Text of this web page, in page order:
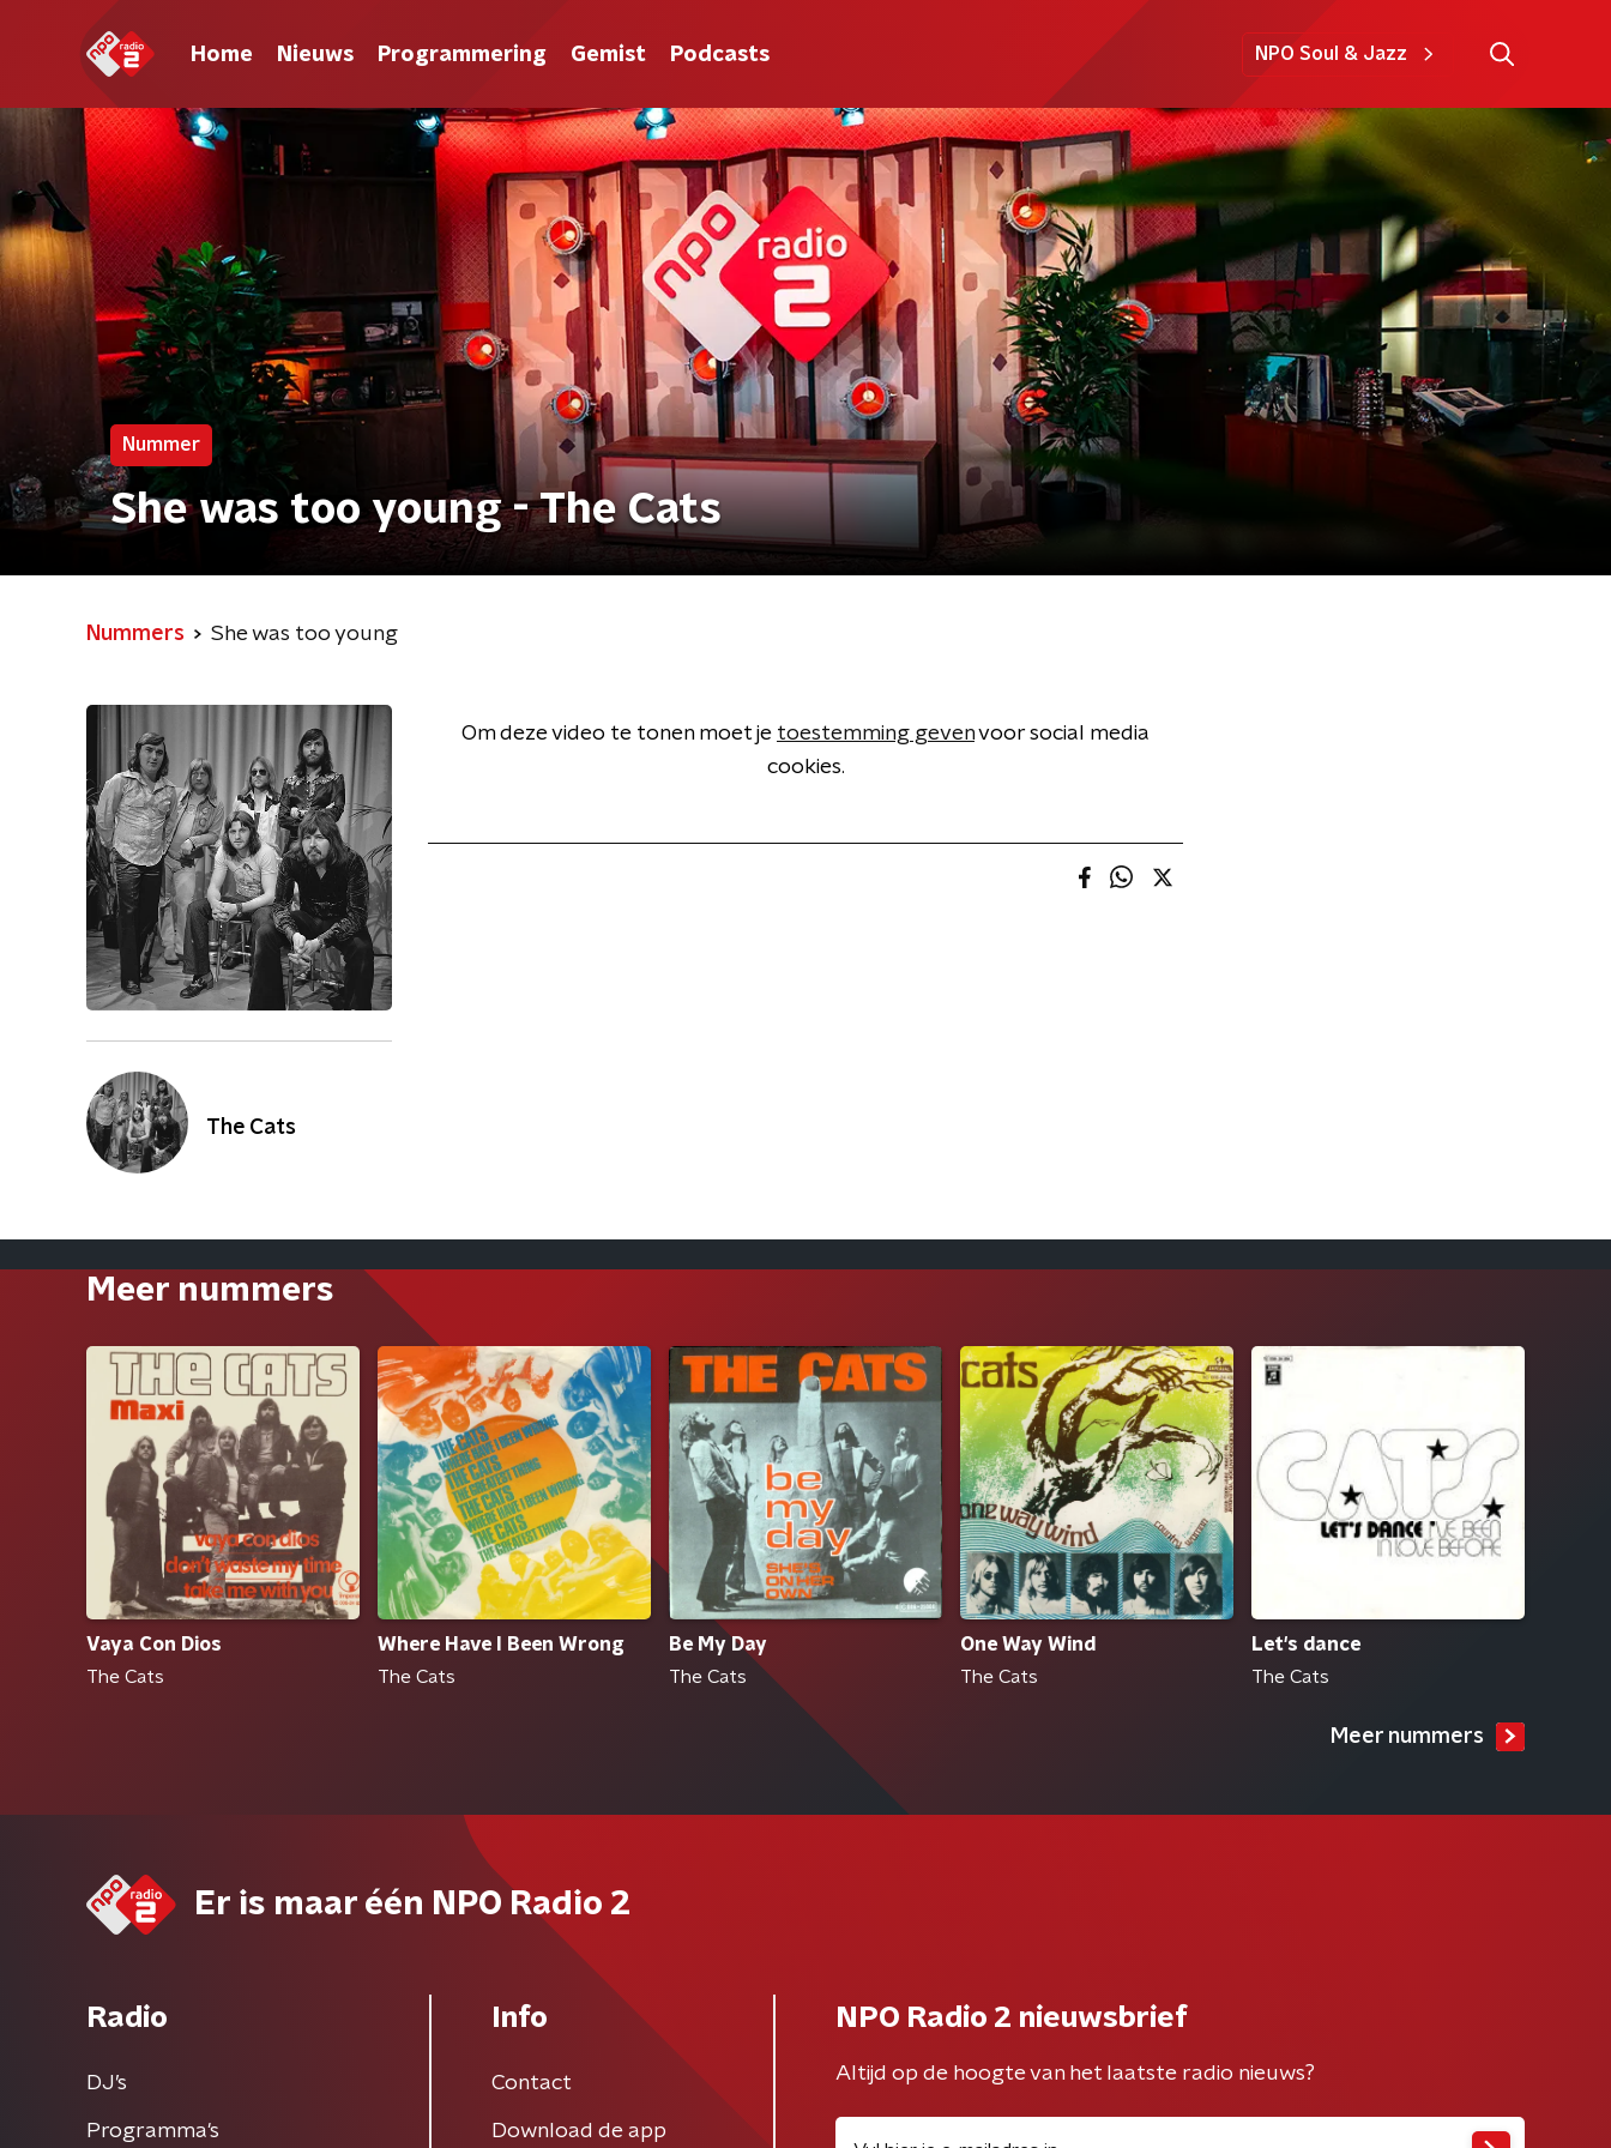
Home Nieuws Programmering Gemist Podcasts NPO Soul & Jazz
Nummer
She was too young - The Cats
Nummers She was too young
The Cats
Om deze video te tonen moet je toestemming gevenvoor social media
cookies.
Meer nummers
Vaya Con Dios
The Cats
Where Have I Been Wrong
The Cats
Be My Day
The Cats
One Way Wind
The Cats
Let's dance
The Cats
Meer nummers
Er is maar één NPO Radio 2
Radio
DJ’s
Programma's
Info
Contact
Download de app
NPO Radio 2 nieuwsbrief
Altijd op de hoogte van het laatste radio nieuws?